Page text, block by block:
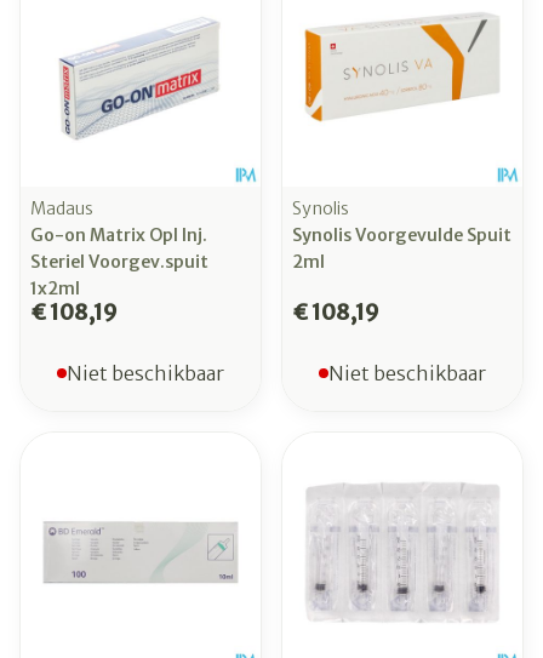
Madaus
Go-on Matrix Opl Inj.
Steriel Voorgev.spuit
1x2ml
€ 108,19
Niet beschikbaar
Synolis
Synolis Voorgevulde Spuit
2ml
€ 108,19
Niet beschikbaar